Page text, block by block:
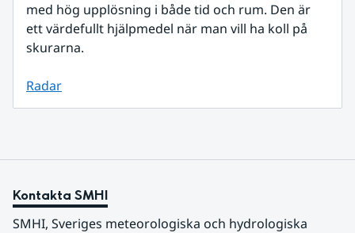
med hög upplösning i både tid och rum. Den är
ett värdefullt hjälpmedel när man vill ha koll på
skurarna.
Radar
Kontakta SMHI
SMHI, Sveriges meteorologiska och hydrologiska